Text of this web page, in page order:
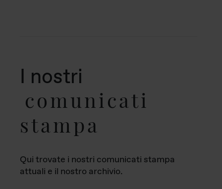
I nostri
comunicati
stampa
Qui trovate i nostri comunicati stampa
attuali e il nostro archivio.